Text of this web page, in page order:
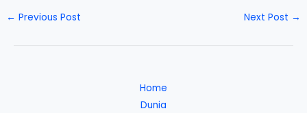
← Previous Post Next Post →
Home
Dunia